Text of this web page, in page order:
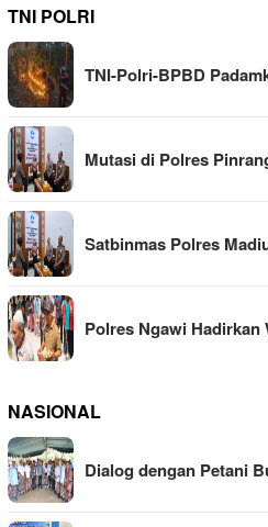
TNI POLRI
TNI-Polri-BPBD
Mutasi di Polres
Satbinmas Polres
Polres Ngawi
NASIONAL
Dialog dengan Petani